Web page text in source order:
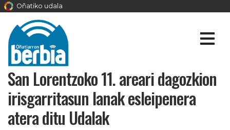
Oñatiko udala
San Lorentzoko 11. areari dagozkion
irisgarritasun lanak esleipenera
atera ditu Udalak